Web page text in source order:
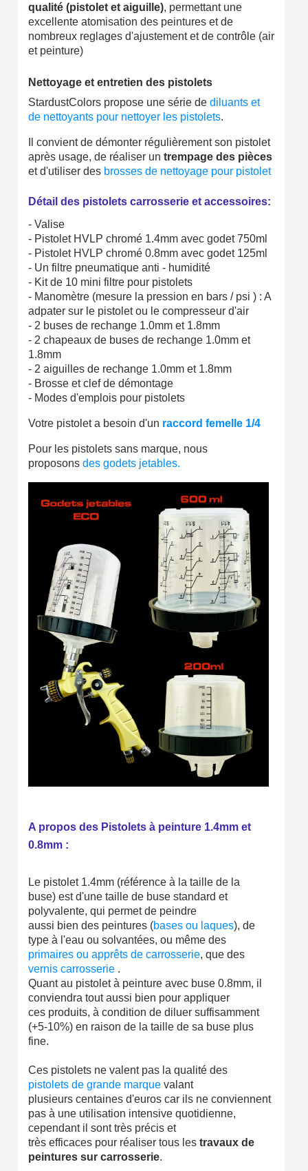
Retour produits sous 14 jours
Réduction de 5€ sur la première commande
Inscription à la newsletter : 5€ de réduction
Livraison sous 24 h en France Métropolitaine
Livraison offerte en France métropolitaine pour 250€ d'achats
Paiement en 4x sans frais dès 30€ d'achats
Gagnez des points de fidélité à chaque commande
Livraison sous 24 h en France Métropolitaine
Retour produits sous 14 jours
Réduction de 5€ sur la première commande
10€ de bon d'achat pour chaque parrainage
Inscription à la newsletter : 5€ de réduction
qualité (pistolet et aiguille), permettant une
excellente atomisation des peintures et de
nombreux reglages d'ajustement et de contrôle (air
et peinture)
Nettoyage et entretien des pistolets
StardustColors propose une série de diluants et
de nettoyants pour nettoyer les pistolets.
Il convient de démonter régulièrement son pistolet
après usage, de réaliser un trempage des pièces
et d'utiliser des brosses de nettoyage pour pistolet
Détail des pistolets carrosserie et accessoires:
- Valise
- Pistolet HVLP chromé 1.4mm avec godet 750ml
- Pistolet HVLP chromé 0.8mm avec godet 125ml
- Un filtre pneumatique anti - humidité
- Kit de 10 mini filtre pour pistolets
- Manomètre (mesure la pression en bars / psi ) : A
adpater sur le pistolet ou le compresseur d'air
- 2 buses de rechange 1.0mm et 1.8mm
- 2 chapeaux de buses de rechange 1.0mm et
1.8mm
- 2 aiguilles de rechange 1.0mm et 1.8mm
- Brosse et clef de démontage
- Modes d'emplois pour pistolets
Votre pistolet a besoin d'un raccord femelle 1/4
Pour les pistolets sans marque, nous
proposons des godets jetables.
A propos des Pistolets à peinture 1.4mm et
0.8mm :
Le pistolet 1.4mm (référence à la taille de la
buse) est d'une taille de buse standard et
polyvalente, qui permet de peindre
aussi bien des peintures (bases ou laques), de
type à l'eau ou solvantées, ou même des
primaires ou apprêts de carrosserie, que des
vernis carrosserie.
Quant au pistolet à peinture avec buse 0.8mm, il
conviendra tout aussi bien pour appliquer
ces produits, à condition de diluer suffisamment
(+5-10%) en raison de la taille de sa buse plus
fine.
Ces pistolets ne valent pas la qualité des
pistolets de grande marquevalant
plusieurs centaines d'euros car ils ne conviennent
pas à une utilisation intensive quotidienne,
cependant il sont très précis et
très efficaces pour réaliser tous les travaux de
peintures sur carrosserie.